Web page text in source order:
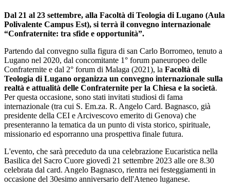
Dal 21 al 23 settembre, alla Facoltà di Teologia di Lugano (Aula
Polivalente Campus Est), si terrà il convegno internazionale
“Confraternite: tra sfide e opportunità”.
Partendo dal convegno sulla figura di san Carlo Borromeo, tenuto a
Lugano nel 2020, dal concomitante 1° forum paneuropeo delle
Confraternite e dal 2° forum di Malaga (2021), la Facoltà di
Teologia di Lugano organizza un convegno internazionale sulla
realtà e attualità delle Confraternite per la Chiesa e la società.
Per questa occasione, sono stati invitati studiosi di fama
internazionale (tra cui S. Em.za. R. Angelo Card. Bagnasco, già
presidente della CEI e Arcivescovo emerito di Genova) che
presenteranno la tematica da un punto di vista storico, spirituale,
missionario ed esporranno una prospettiva finale futura.
L'evento, che sarà preceduto da una celebrazione Eucaristica nella
Basilica del Sacro Cuore giovedì 21 settembre 2023 alle ore 8.30
celebrata dal card. Angelo Bagnasco, rientra nei festeggiamenti in
occasione del 30esimo anniversario dell'Ateneo luganese.